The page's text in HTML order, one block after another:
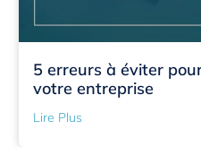
5 erreurs à éviter
votre entreprise
Lire Plus